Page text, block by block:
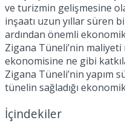
ve turizmin gelişmesine
inşaatı uzun yıllar süren
ardından önemli
Zigana Tüneli’nin
ekonomisine ne gibi
Zigana Tüneli’nin yapım
tünelin sağladığı
İçindekiler